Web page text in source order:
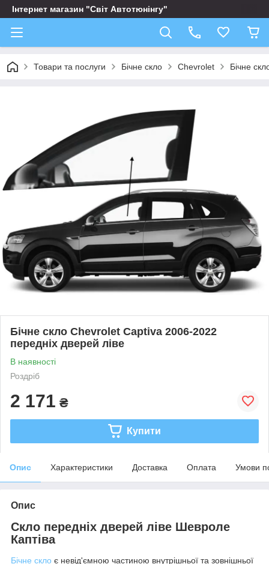
Інтернет магазин "Світ Автотюнінгу"
Товари та послуги Бічне скло Chevrolet Бічне
Бічне скло Chevrolet Captiva 2006-2022
передніх дверей ліве
В наявності
Роздріб
2 171 ₴
Купити
Опис Характеристики Доставка Оплата Умови
Опис
Скло передніх дверей ліве Шевроле
Каптіва
Бічне скло є невід'ємною частиною внутрішньої та зовнішньої